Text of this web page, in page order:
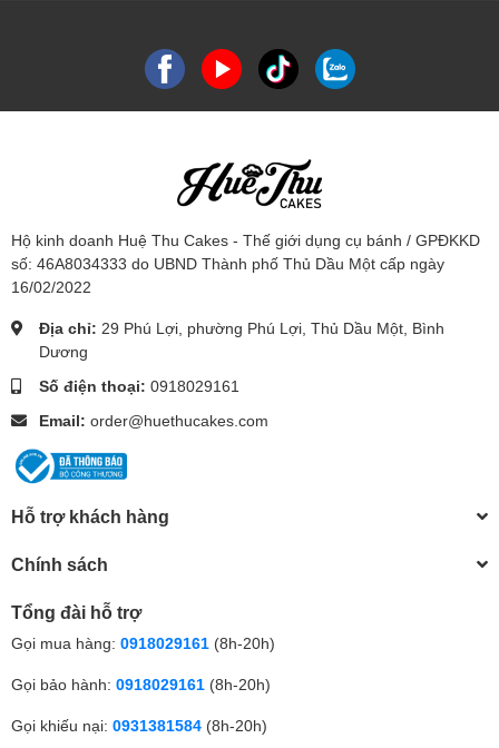
Hộ kinh doanh Huệ Thu Cakes - Thế giới dụng cụ bánh / GPĐKKD
số: 46A8034333 do UBND Thành phố Thủ Dầu Một cấp ngày
16/02/2022
Địa chỉ: 29 Phú Lợi, phường Phú Lợi, Thủ Dầu Một, Bình
Dương
Số điện thoại: 0918029161
Email: order@huethucakes.com
Hỗ trợ khách hàng
Chính sách
Tổng đài hỗ trợ
Gọi mua hàng: 0918029161 (8h-20h)
Gọi bảo hành: 0918029161 (8h-20h)
Gọi khiếu nại: 0931381584 (8h-20h)